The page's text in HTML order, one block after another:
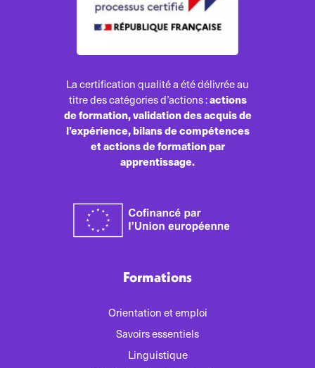
La certification qualité a été délivrée au
titre des catégories d’actions :actions
de formation, validation des acquis de
l’expérience, bilans de compétences
et actions de formation par
apprentissage.
Formations
Orientation et emploi
Savoirs essentiels
Linguistique